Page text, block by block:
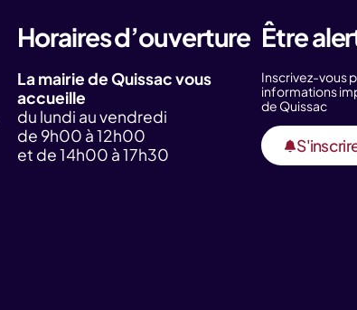
Horaires d’ouverture
La mairie de Quissac vous
accueille
du lundi au vendredi
de 9h00 à 12h00
et de 14h00 à 17h30
Être
Inscrivez-vous
informations
de Quissac